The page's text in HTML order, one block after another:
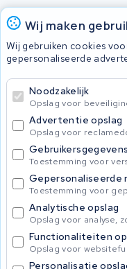
Wij maken
Wij gebruiken cookies
gepersonaliseerde
Noodzakelijk
Opslag voor
Advertentie opslag
Opslag voor
Toestemming voor
Gepersonaliseerde
Toestemming voor
Analytische opslag
Opslag voor analyse,
Functionaliteiten
Opslag voor
Personalisatie
Accu's